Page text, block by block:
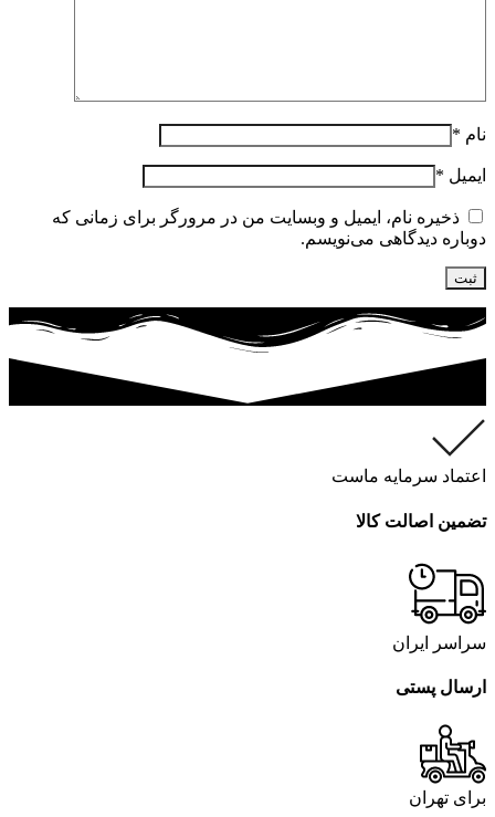
نام *
ایمیل *
ذخیره نام، ایمیل و وبسایت من در مرورگر برای زمانی که
دوباره دیدگاهی می‌نویسم.
اعتماد سرمایه ماست
تضمین اصالت کالا
سراسر ایران
ارسال پستی
برای تهران